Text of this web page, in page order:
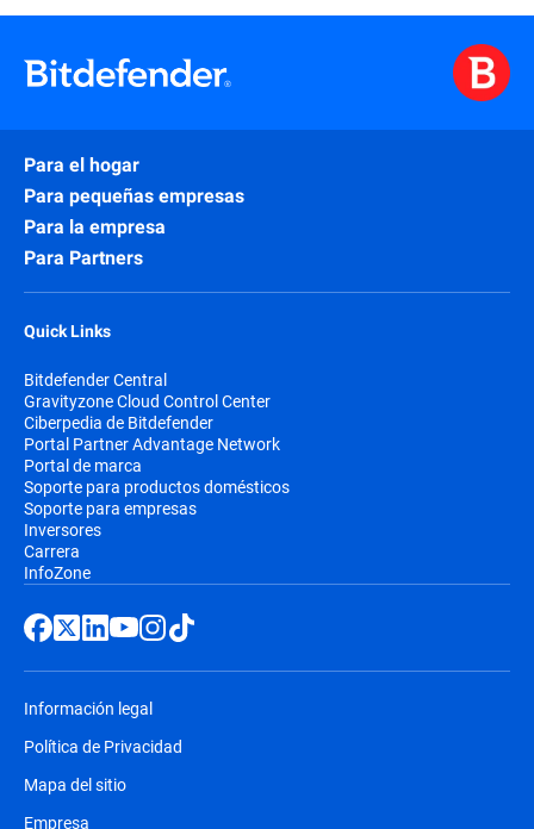
Para el hogar
Para pequeñas empresas
Para la empresa
Para Partners
Quick Links
Bitdefender Central
Gravityzone Cloud Control Center
Ciberpedia de Bitdefender
Portal Partner Advantage Network
Portal de marca
Soporte para productos domésticos
Soporte para empresas
Inversores
Carrera
InfoZone
Información legal
Política de Privacidad
Mapa del sitio
Empresa